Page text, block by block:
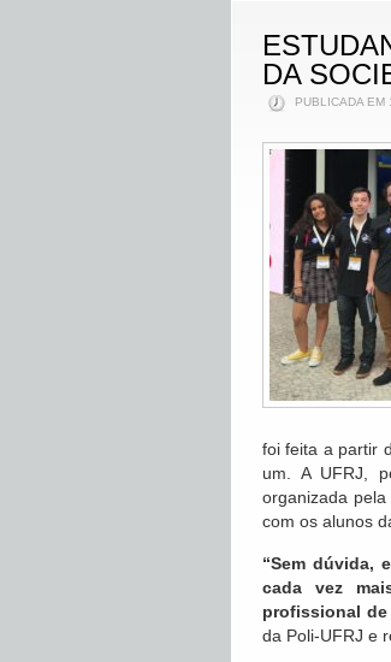
DA
PUBLICADA
foi feita a partir
um. A UFRJ,
organizada
com os alunos
“Sem dúvida,
cada vez
profissional de
da Poli-UFRJ e